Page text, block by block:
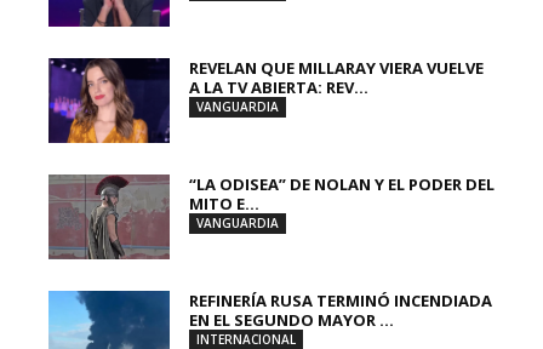
REVELAN QUE MILLARAY VIERA VUELVE
A LA TV ABIERTA: REV...
VANGUARDIA
“LA ODISEA” DE NOLAN Y EL PODER DEL
MITO E...
VANGUARDIA
REFINERÍA RUSA TERMINÓ INCENDIADA
EN EL SEGUNDO MAYOR ...
INTERNACIONAL